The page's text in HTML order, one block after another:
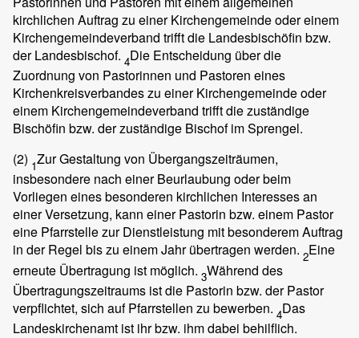
kirchlichen Auftrag zu einer Kirchengemeinde oder einem
Kirchengemeindeverband trifft die Landesbischöfin bzw.
der Landesbischof. 4Die Entscheidung über die
Zuordnung von Pastorinnen und Pastoren eines
Kirchenkreisverbandes zu einer Kirchengemeinde oder
einem Kirchengemeindeverband trifft die zuständige
Bischöfin bzw. der zuständige Bischof im Sprengel.
(2) 1Zur Gestaltung von Übergangszeiträumen,
insbesondere nach einer Beurlaubung oder beim
Vorliegen eines besonderen kirchlichen Interesses an
einer Versetzung, kann einer Pastorin bzw. einem Pastor
eine Pfarrstelle zur Dienstleistung mit besonderem Auftrag
in der Regel bis zu einem Jahr übertragen werden. 2Eine
erneute Übertragung ist möglich. 3Während des
Übertragungszeitraums ist die Pastorin bzw. der Pastor
verpflichtet, sich auf Pfarrstellen zu bewerben. 4Das
Landeskirchenamt ist ihr bzw. ihm dabei behilflich.